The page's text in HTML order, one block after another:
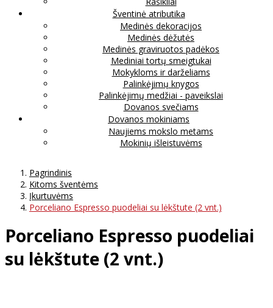
Šventinė atributika
Medinės dekoracijos
Medinės dėžutės
Medinės graviruotos padėkos
Mediniai tortų smeigtukai
Mokykloms ir darželiams
Palinkėjimų knygos
Palinkėjimų medžiai - paveikslai
Dovanos svečiams
Dovanos mokiniams
Naujiems mokslo metams
Mokinių išleistuvėms
Pagrindinis
Kitoms šventėms
Įkurtuvėms
Porceliano Espresso puodeliai su lėkštute (2 vnt.)
Porceliano Espresso puodeliai
su lėkštute (2 vnt.)